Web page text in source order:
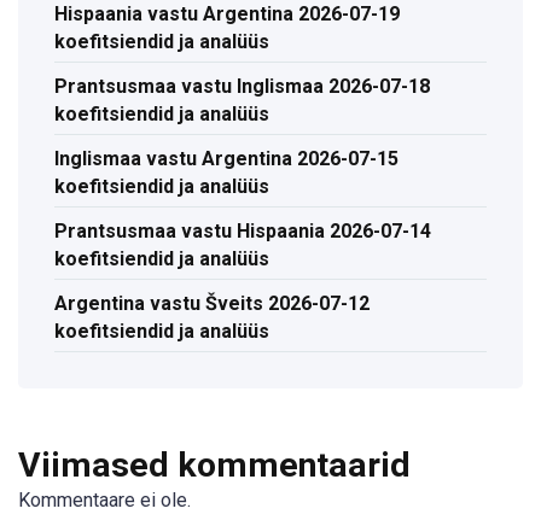
Hispaania vastu Argentina 2026-07-19
koefitsiendid ja analüüs
Prantsusmaa vastu Inglismaa 2026-07-18
koefitsiendid ja analüüs
Inglismaa vastu Argentina 2026-07-15
koefitsiendid ja analüüs
Prantsusmaa vastu Hispaania 2026-07-14
koefitsiendid ja analüüs
Argentina vastu Šveits 2026-07-12
koefitsiendid ja analüüs
Viimased kommentaarid
Kommentaare ei ole.